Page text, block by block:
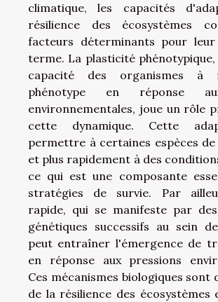
climatique, les capacités
résilience des écosystèmes
facteurs déterminants pour
terme. La plasticité
capacité des organismes à
phénotype en réponse
environnementales, joue un rôle
cette dynamique. Cette
permettre à certaines espèces
et plus rapidement à des
ce qui est une composante
stratégies de survie. Par
rapide, qui se manifeste par
génétiques successifs au sein
peut entraîner l'émergence de
en réponse aux pressions
Ces mécanismes biologiques sont
de la résilience des